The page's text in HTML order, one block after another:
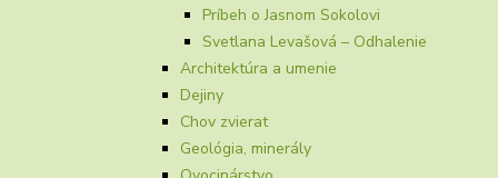
Príbeh o Jasnom Sokolovi
Svetlana Levašová – Odhalenie
Architektúra a umenie
Dejiny
Chov zvierat
Geológia, minerály